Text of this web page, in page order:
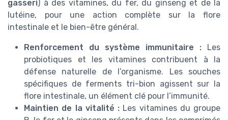
gasseri) à des vitamines, du fer, du ginseng et de la
lutéine, pour une action complète sur la flore
intestinale et le bien-être général.
Renforcement du système immunitaire : Les
probiotiques et les vitamines contribuent à la
défense naturelle de l’organisme. Les souches
spécifiques de ferments tri-bion agissent sur la
flore intestinale, un élément clé pour l’immunité.
Maintien de la vitalité : Les vitamines du groupe